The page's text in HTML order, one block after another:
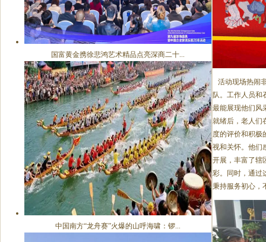
国富黄金携徐悲鸿艺术精品点亮深商二十...
中国南方“龙舟赛”火爆的山呼海啸：锣...
活动现场热闹
队。工作人员和
最能展现他们风
就绪后，老人们
度的评价和积极
视和关怀。他们
开展，丰富了辖
彩。同时，通过
秉持服务初心，